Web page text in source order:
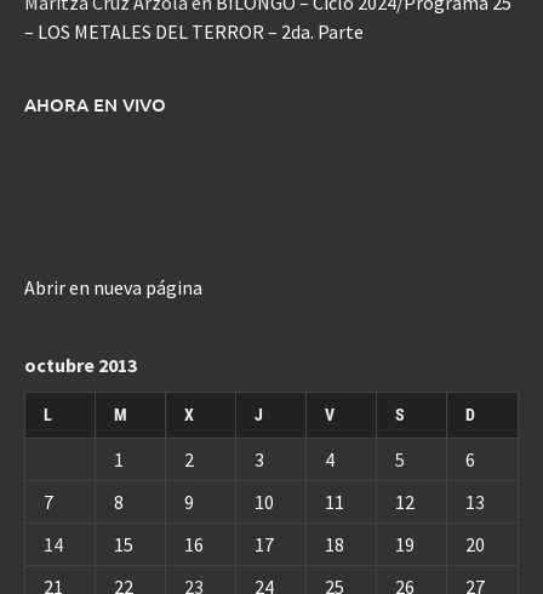
– LOS METALES DEL TERROR – 2da. Parte
AHORA EN VIVO
Abrir en nueva página
octubre 2013
L M X J V S D
1 2 3 4 5
6
7
8 9 10 11 12
13
14
15 16 17 18 19
20
21
22 23 24 25 26 27